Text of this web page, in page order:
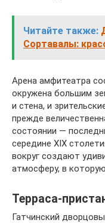
Читайте также:
Сортавалы:
Арена амфитеатра
окружена большим
и стена, и
прежде
состоянии —
середине XIX
вокруг создают
атмосферу, в
Терраса-
Гатчинский